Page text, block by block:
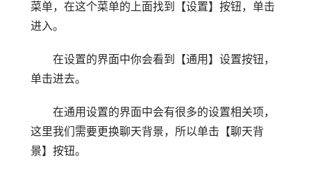
菜单，在这个菜单的上面找到【设置】按钮，单击
进入。
在设置的界面中你会看到【通用】设置按钮，
单击进去。
在通用设置的界面中会有很多的设置相关项，
这里我们需要更换聊天背景，所以单击【聊天背
景】按钮。